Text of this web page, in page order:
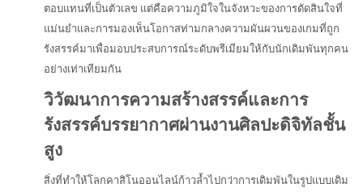
ตอบแทนที่เป็นตัวเลข แต่คือความภูมิใจในจังหวะของการตัดสินใจที่
แม่นยำและการมองเห็นโอกาสท่ามกลางความผันผวนของเกมที่ถูก
รังสรรค์มาเพื่อมอบประสบการณ์ระดับพรีเมียมให้กับนักเดิมพันทุกคน
อย่างเท่าเทียมกัน
วิวัฒนาการความสร้างสรรค์และการ
รังสรรค์บรรยากาศผ่านงานศิลปะดิจิทัลชั้น
สูง
สิ่งที่ทำให้โลกคาสิโนออนไลน์ก้าวล้ำไปกว่าการเดิมพันในรูปแบบเดิม